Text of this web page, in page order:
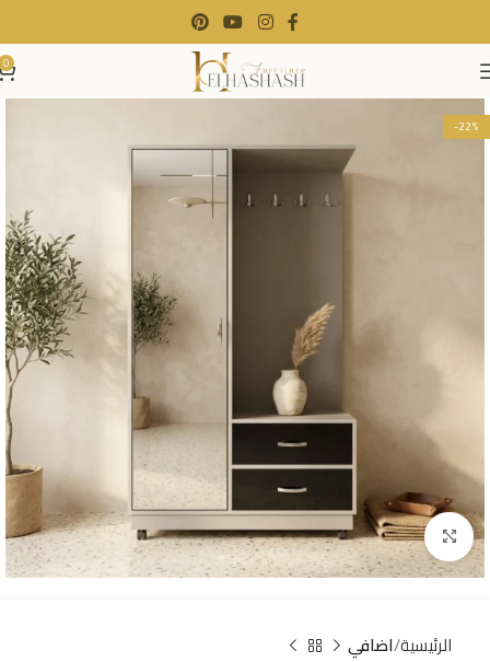
0
-22%
Click to enlarge
الرئيسية اضافي